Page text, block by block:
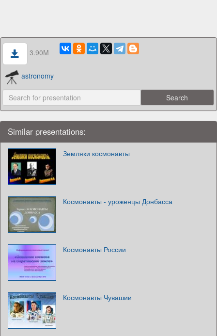
3.90M
astronomy
Similar presentations:
Земляки космонавты
Космонавты - уроженцы Донбасса
Космонавты России
Космонавты Чувашии